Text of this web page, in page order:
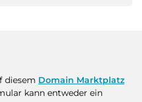
immer
die
Sie auf
Kaufvertrag.
diesem Domain Marktplatz
kann entweder ein